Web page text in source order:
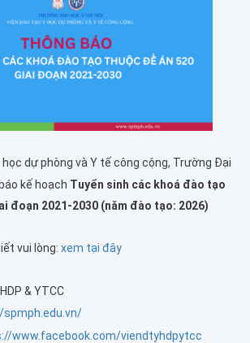
dự phòng và Y tế công cộng, Trường Đại
kế hoạch Tuyển sinh các khoá đào tạo
đoạn 2021-2030 (năm đào tạo: 2026)
vui lòng: xem tại đây
& YTCC
www.facebook.com/viendtyhdpytcc